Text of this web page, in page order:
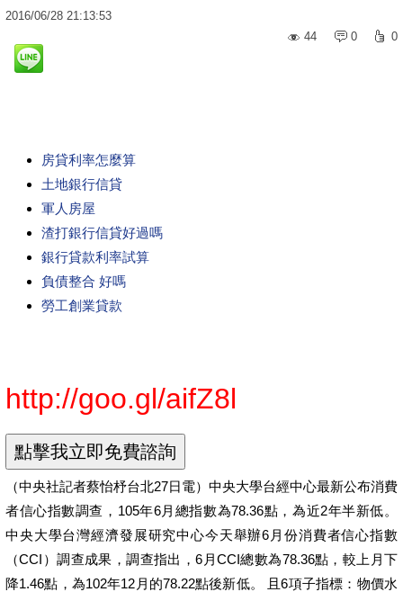
2016/06/28 21:13:53
44
0 0
房貸利率怎麼算
土地銀行信貸
軍人房屋
渣打銀行信貸好過嗎
銀行貸款利率試算
負債整合 好嗎
勞工創業貸款
http://goo.gl/aifZ8l
（中央社記者蔡怡杼台北27日電）中央大學台經中心最新公布消費
者信心指數調查，105年6月總指數為78.36點，為近2年半新低。
中央大學台灣經濟發展研究中心今天舉辦6月份消費者信心指數
（CCI）調查成果，調查指出，6月CCI總數為78.36點，較上月下
降1.46點，為102年12月的78.22點後新低。 且6項子指標：物價水